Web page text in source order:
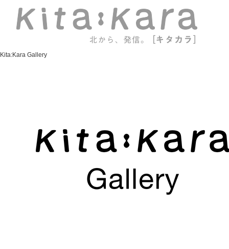
Kita:Kara Gallery